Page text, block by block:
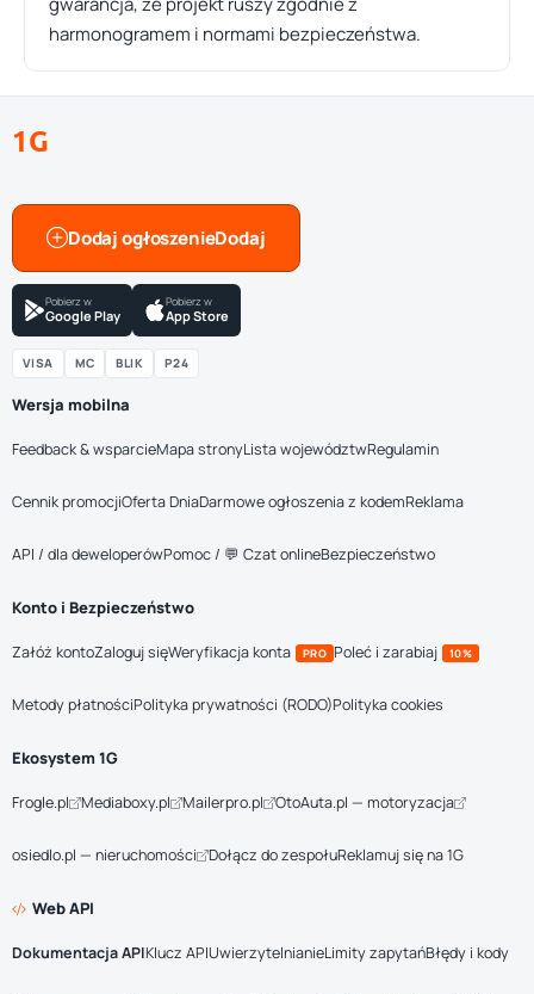
harmonogramem i normami bezpieczeństwa.
1G
Dodaj ogłoszenie
Pobierz w
Google Play
Pobierz w
App Store
VISA MC BLIK P24
Wersja mobilna
Feedback & wsparcieMapa stronyLista województwRegulamin
Cennik promocjiOferta DniaDarmowe ogłoszenia z kodemReklama
API / dla deweloperówPomoc / 💬 Czat onlineBezpieczeństwo
Konto i Bezpieczeństwo
Załóż kontoZaloguj sięWeryfikacja konta PRO Poleć i zarabiaj 10%
Metody płatnościPolityka prywatności (RODO)Polityka cookies
Ekosystem 1G
Frogle.pl Mediaboxy.pl Mailerpro.pl OtoAuta.pl — motoryzacja
osiedlo.pl — nieruchomości Dołącz do zespołuReklamuj się na 1G
Web API
Dokumentacja APIKlucz APIUwierzytelnianieLimity zapytańBłędy i kody